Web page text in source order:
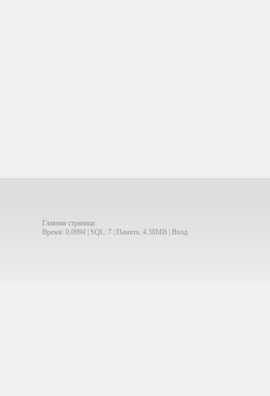
Главная страница
Время: 0.0994 | SQL: 7 | Память: 4.38MB Вход